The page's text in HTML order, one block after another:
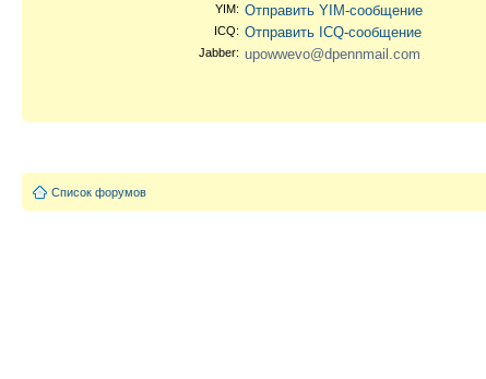
YIM: Отправить YIM-сообщение
ICQ: Отправить ICQ-сообщение
Jabber: upowwevo@dpennmail.com
Список форумов